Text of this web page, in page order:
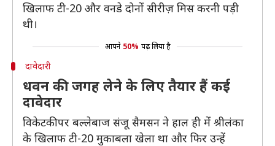
खिलाफ टी-20 और वनडे दोनों सीरीज़ मिस करनी पड़ी
थी।
आपने 50% पढ़ लिया है
दावेदारी
धवन की जगह लेने के लिए तैयार हैं कई
दावेदार
विकेटकीपर बल्लेबाज संजू सैमसन ने हाल ही में श्रीलंका
के खिलाफ टी-20 मुकाबला खेला था और फिर उन्हें